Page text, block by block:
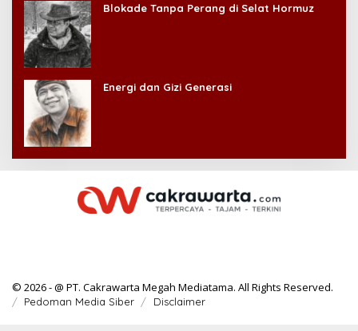
Blokade Tanpa Perang di Selat Hormuz
Energi dan Gizi Generasi
© 2026 - @ PT. Cakrawarta Megah Mediatama. All Rights Reserved.
Pedoman Media Siber Disclaimer